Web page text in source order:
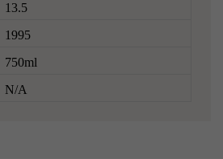
13.5
1995
750ml
N/A